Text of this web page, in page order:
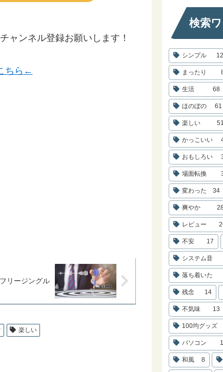
ャンネル登録お願いします！
ちら←
リージングル
楽しい
検索
シンプル
まったり
生活 68
ほのぼの 61
楽しい 51
かっこいい
おもしろい
場面転換
変わった 34
爽やか
レビュー
不安 17
システム音
落ち着いた
残念 14
不気味 13
100均グッズ
パソコン
和風 8